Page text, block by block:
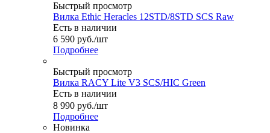
Быстрый просмотр
Вилка Ethic Heracles 12STD/8STD SCS Raw
Есть в наличии
6 590 руб./шт
Подробнее
Быстрый просмотр
Вилка RACY Lite V3 SCS/HIC Green
Есть в наличии
8 990 руб./шт
Подробнее
Новинка